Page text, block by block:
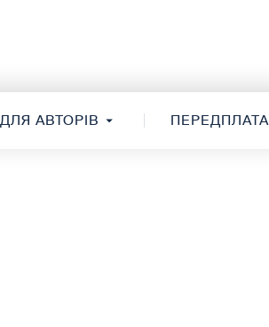
ДЛЯ АВТОРІВ ПЕРЕДПЛАТА